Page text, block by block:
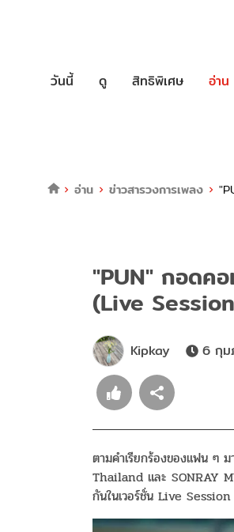
วันนี้ ดู สิทธิพิเศษ อ่าน
อ่าน ข่าวสารวงการเพลง
"PUN" กอดค
(Live
Kipkay 6 กุ
ตามคำเรียกร้องของแฟน ๆ
Thailand และ SONRAY
กันในเวอร์ชั่น Live